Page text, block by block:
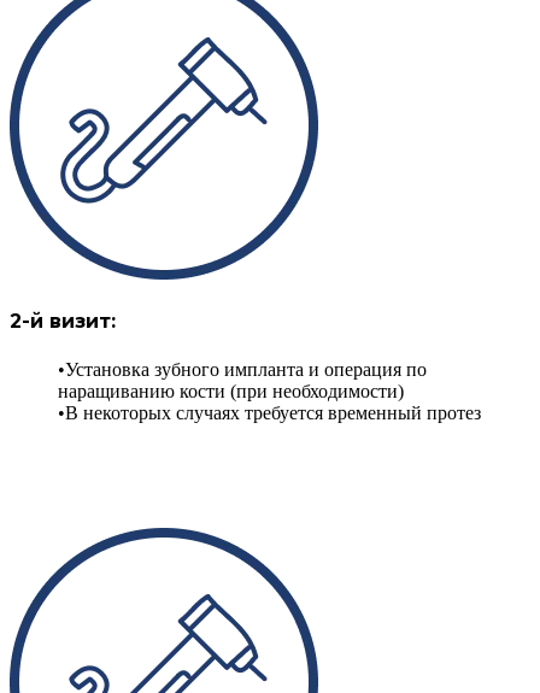
2-й визит:
Установка зубного импланта и операция по
наращиванию кости (при необходимости)
В некоторых случаях требуется временный протез